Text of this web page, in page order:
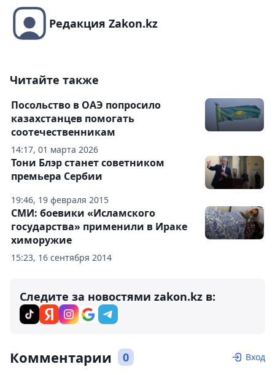
Редакция Zakon.kz
Читайте также
14:17, 01 марта 2026
Посольство в ОАЭ попросило
казахстанцев помогать
соотечественникам
19:46, 19 февраля 2015
Тони Блэр станет советником
премьера Сербии
15:23, 16 сентября 2014
СМИ: боевики «Исламского
государства» применили в Ираке
химоружие
Следите за новостями zakon.kz в:
Комментарии 0 Вход